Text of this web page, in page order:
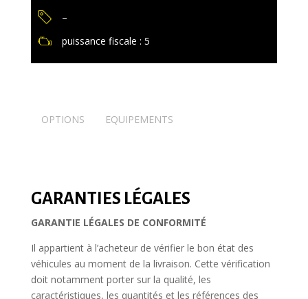
–
puissance fiscale : 5
OPTIONS EQUIPEMENTS
GARANTIES LÉGALES
GARANTIE LÉGALES DE CONFORMITÉ
Il appartient à l’acheteur de vérifier le bon état des
véhicules au moment de la livraison. Cette vérification
doit notamment porter sur la qualité, les
caractéristiques, les quantités et les références des